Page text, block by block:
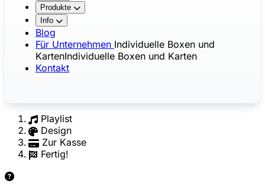
Produkte
Info
Blog
Für Unternehmen Individuelle Boxen und
KartenIndividuelle Boxen und Karten
Kontakt
Playlist
Design
Zur Kasse
Fertig!